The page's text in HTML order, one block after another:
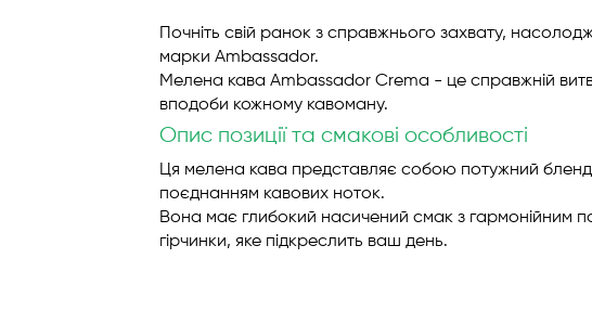
Почніть свій ранок з справжнього захвату,
марки Ambassador.
Мелена кава Ambassador Crema - це справжній
вподоби кожному кавоману.
Опис позиції та смакові особливості
Ця мелена кава представляє собою потужний
поєднанням кавових ноток.
Вона має глибокий насичений смак з гармонійним
гірчинки, яке підкреслить ваш день.